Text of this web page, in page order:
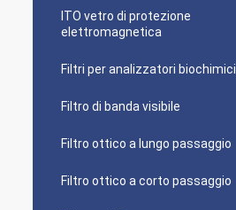
ITO vetro di protezione
elettromagnetica
Filtri per analizzatori biochimici
Filtro di banda visibile
Filtro ottico a lungo passaggio
Filtro ottico a corto passaggio